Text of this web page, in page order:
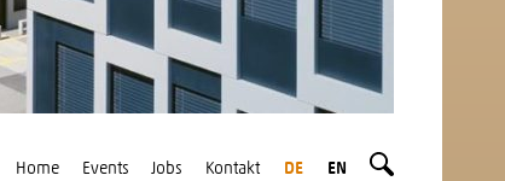
DE EN
Home Events Jobs Kontakt